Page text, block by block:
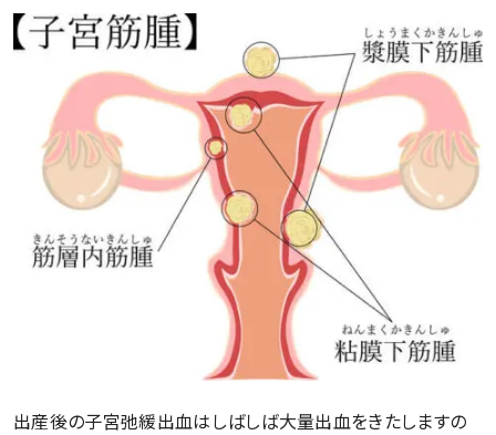
出産後の子宮弛緩出血はしばしば大量出血をきたしますの